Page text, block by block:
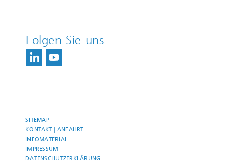
Folgen Sie uns
SITEMAP
KONTAKT | ANFAHRT
INFOMATERIAL
IMPRESSUM